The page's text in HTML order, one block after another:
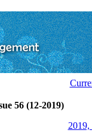
56 (12-2019)